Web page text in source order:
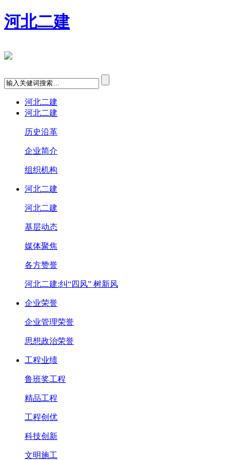
河北二建
河北二建
河北二建
历史沿革
企业简介
组织机构
河北二建
河北二建
基层动态
媒体聚焦
各方赞誉
河北二建:纠“四风” 树新风
企业荣誉
企业管理荣誉
思想政治荣誉
工程业绩
鲁班奖工程
精品工程
工程创优
科技创新
文明施工